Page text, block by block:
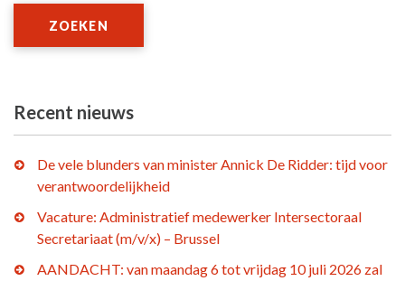
ZOEKEN
Recent nieuws
De vele blunders van minister Annick De Ridder: tijd voor
verantwoordelijkheid
Vacature: Administratief medewerker Intersectoraal
Secretariaat (m/v/x) – Brussel
AANDACHT: van maandag 6 tot vrijdag 10 juli 2026 zal